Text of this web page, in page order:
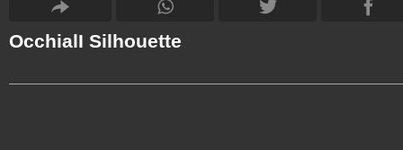
OcchialI Silhouette